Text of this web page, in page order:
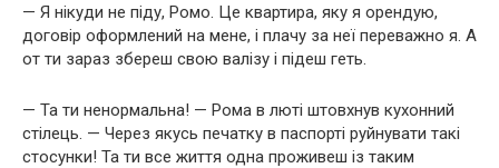
— Я нікуди не піду, Ромо. Це квартира, яку я орендую,
договір оформлений на мене, і плачу за неї переважно я. А
от ти зараз збереш свою валізу і підеш геть.
— Та ти ненормальна! — Рома в люті штовхнув кухонний
стілець. — Через якусь печатку в паспорті руйнувати такі
стосунки! Та ти все життя одна проживеш із таким